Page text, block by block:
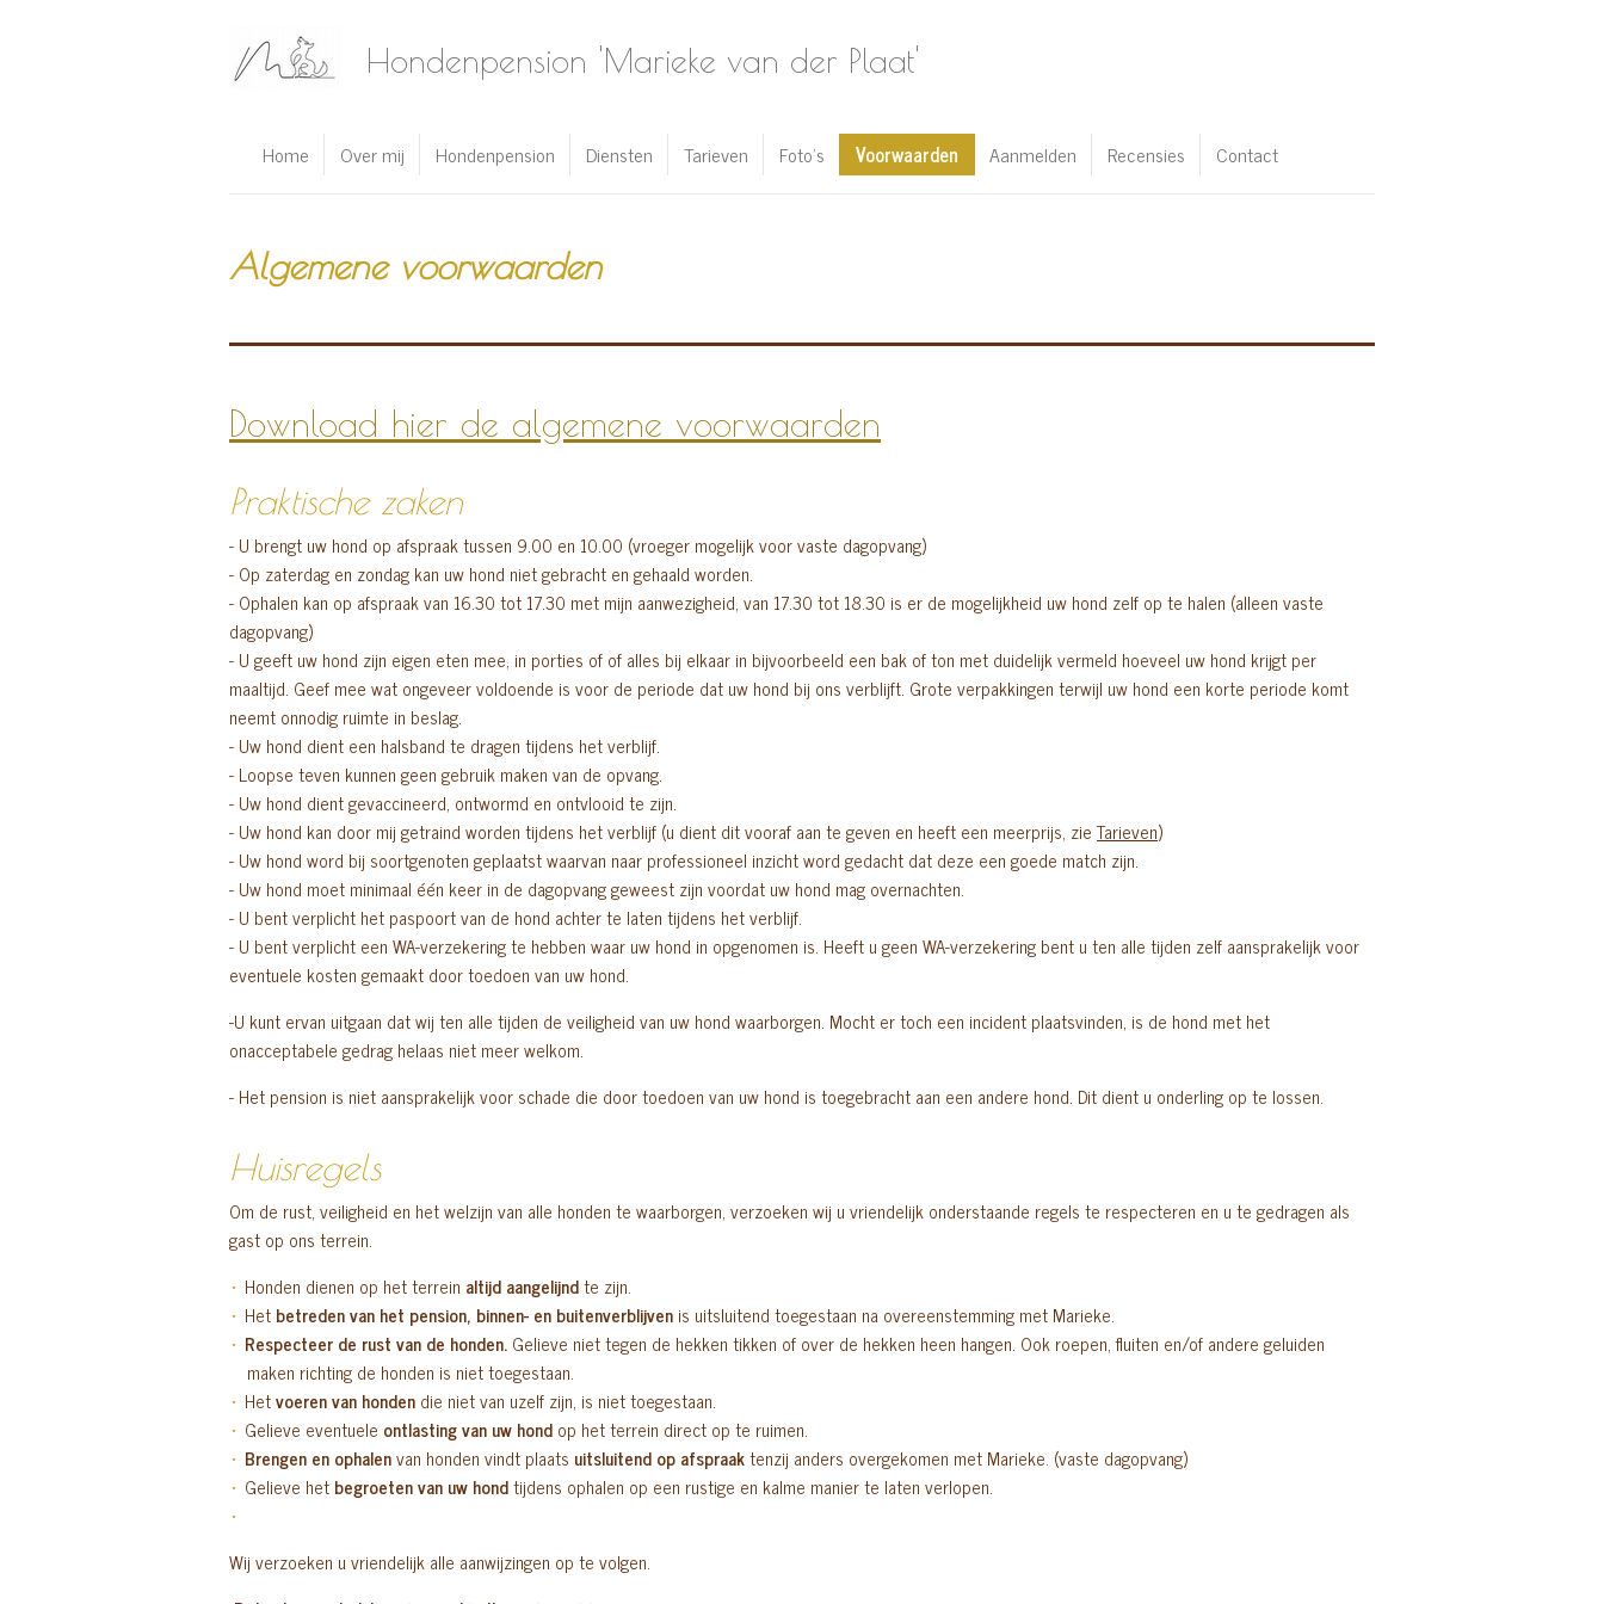
Hondenpension 'Marieke van der Plaat'
Home Over mij Hondenpension Diensten Tarieven Foto's Voorwaarden Aanmelden Recensies Contact
Algemene voorwaarden
Download hier de algemene voorwaarden
Praktische zaken
- U brengt uw hond op afspraak tussen 9.00 en 10.00 (vroeger mogelijk voor vaste dagopvang)
- Op zaterdag en zondag kan uw hond niet gebracht en gehaald worden.
- Ophalen kan op afspraak van 16.30 tot 17.30 met mijn aanwezigheid, van 17.30 tot 18.30 is er de mogelijkheid uw hond zelf op te halen (alleen vaste
dagopvang)
- U geeft uw hond zijn eigen eten mee, in porties of of alles bij elkaar in bijvoorbeeld een bak of ton met duidelijk vermeld hoeveel uw hond krijgt per
maaltijd. Geef mee wat ongeveer voldoende is voor de periode dat uw hond bij ons verblijft. Grote verpakkingen terwijl uw hond een korte periode komt
neemt onnodig ruimte in beslag.
- Uw hond dient een halsband te dragen tijdens het verblijf.
- Loopse teven kunnen geen gebruik maken van de opvang.
- Uw hond dient gevaccineerd, ontwormd en ontvlooid te zijn.
- Uw hond kan door mij getraind worden tijdens het verblijf (u dient dit vooraf aan te geven en heeft een meerprijs, zieTarieven)
- Uw hond word bij soortgenoten geplaatst waarvan naar professioneel inzicht word gedacht dat deze een goede match zijn.
- Uw hond moet minimaal één keer in de dagopvang geweest zijn voordat uw hond mag overnachten.
- U bent verplicht het paspoort van de hond achter te laten tijdens het verblijf.
- U bent verplicht een WA-verzekering te hebben waar uw hond in opgenomen is. Heeft u geen WA-verzekering bent u ten alle tijden zelf aansprakelijk voor
eventuele kosten gemaakt door toedoen van uw hond.
-U kunt ervan uitgaan dat wij ten alle tijden de veiligheid van uw hond waarborgen. Mocht er toch een incident plaatsvinden, is de hond met het
onacceptabele gedrag helaas niet meer welkom.
- Het pension is niet aansprakelijk voor schade die door toedoen van uw hond is toegebracht aan een andere hond. Dit dient u onderling op te lossen.
Huisregels
Om de rust, veiligheid en het welzijn van alle honden te waarborgen, verzoeken wij u vriendelijk onderstaande regels te respecteren en u te gedragen als
gast op ons terrein.
Honden dienen op het terrein altijd aangelijndte zijn.
Hetbetreden van het pension, binnen- en buitenverblijven is uitsluitend toegestaan na overeenstemming met Marieke.
Respecteer de rust van de honden. Gelieve niet tegen de hekken tikken of over de hekken heen hangen. Ook roepen, fluiten en/of andere geluiden
maken richting de honden is niet toegestaan.
Hetvoeren van honden die niet van uzelf zijn, is niet toegestaan.
Gelieve eventuele ontlasting van uw hond op het terrein direct op te ruimen.
Brengen en ophalenvan honden vindt plaats uitsluitend op afspraaktenzij anders overgekomen met Marieke. (vaste dagopvang)
Gelieve hetbegroeten van uw hondtijdens ophalen op een rustige en kalme manier te laten verlopen.
Wij verzoeken u vriendelijk alle aanwijzingen op te volgen.